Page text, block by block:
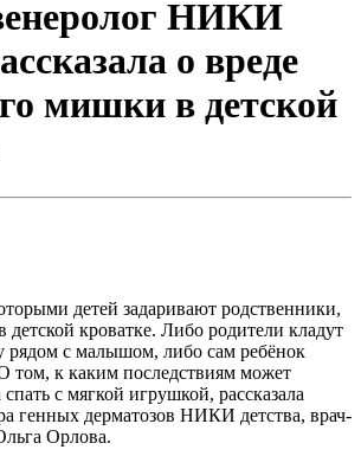
НИКИ
о вреде
мишки в детской
детей задаривают родственники,
детской кроватке. Либо родители кладут
с малышом, либо сам ребёнок
том, к каким последствиям может
с мягкой игрушкой, рассказала
генных дерматозов НИКИ детства, врач-
Орлова.